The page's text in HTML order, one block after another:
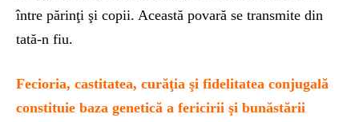
între părinţi şi copii. Această povară se transmite din
tată-n fiu.
Fecioria, castitatea, curăţia şi fidelitatea conjugală
constituie baza genetică a fericirii şi bunăstării